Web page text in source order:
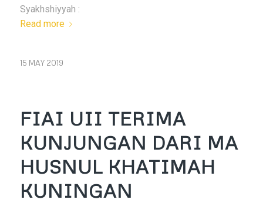
Syakhshiyyah :
Read more
15 MAY 2019
FIAI UII TERIMA
KUNJUNGAN DARI MA
HUSNUL KHATIMAH
KUNINGAN